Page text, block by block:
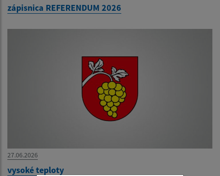
zápisnica REFERENDUM 2026
27.06.2026
vysoké teploty